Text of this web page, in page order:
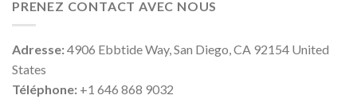
PRENEZ CONTACT AVEC NOUS
Adresse:4906 Ebbtide Way, San Diego, CA 92154 United
States
Téléphone: +1 646 868 9032